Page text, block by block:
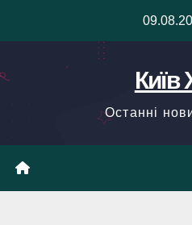
Київ
Останні